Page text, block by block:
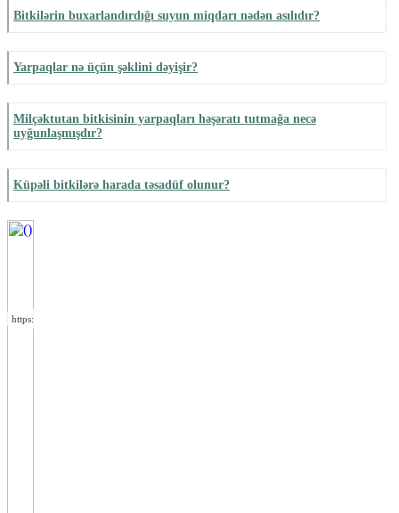
Bitkilərin buxarlandırdığı suyun miqdarı nədən asılıdır?
Yarpaqlar nə üçün şəklini dəyişir?
Milçəktutan bitkisinin yarpaqları həşəratı tutmağa necə
uyğunlaşmışdır?
Küpəli bitkilərə harada təsadüf olunur?
https://wa.me/994552244433